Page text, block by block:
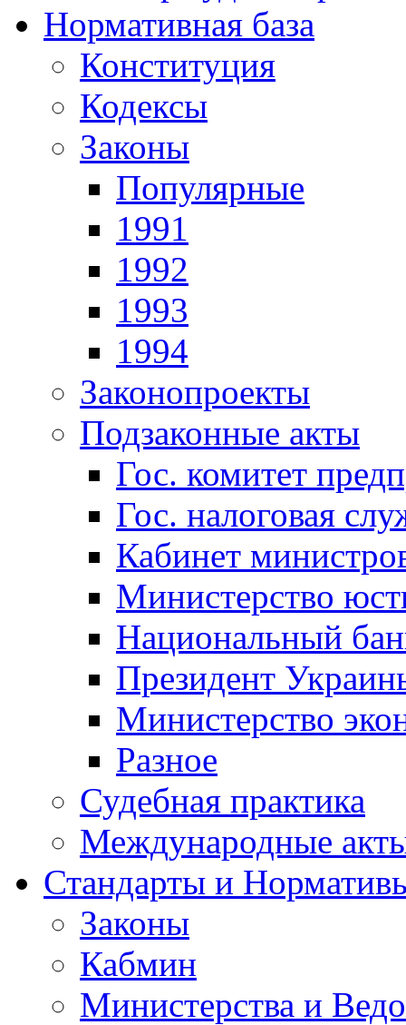
Нормативная база
Конституция
Кодексы
Законы
Популярные
1991
1992
1993
1994
Законопроекты
Подзаконные акты
Гос. комитет
Гос. налоговая
Кабинет
Министерство
Национальный
Президент
Министерство
Разное
Судебная практика
Международные
Стандарты и
Законы
Кабмин
Министерства и